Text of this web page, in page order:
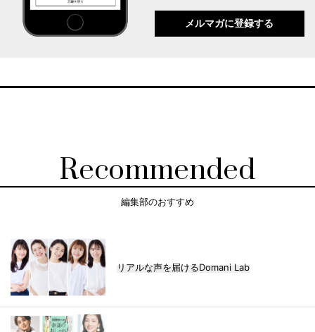
メルマガに登録する
Recommended
編集部のおすすめ
リアルな声を届けるDomani Lab